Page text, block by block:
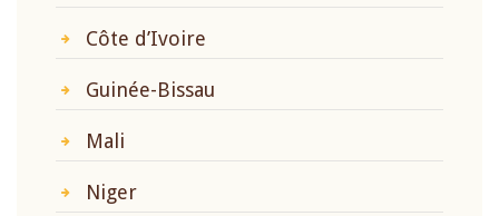
Côte d’Ivoire
Guinée-Bissau
Mali
Niger